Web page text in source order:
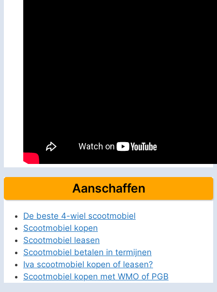
Aanschaffen
De beste 4-wiel scootmobiel
Scootmobiel kopen
Scootmobiel leasen
Scootmobiel betalen in termijnen
Iva scootmobiel kopen of leasen?
Scootmobiel kopen met WMO of PGB